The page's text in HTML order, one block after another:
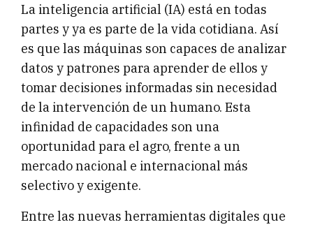
La inteligencia artificial (IA) está en todas
partes y ya es parte de la vida cotidiana. Así
es que las máquinas son capaces de analizar
datos y patrones para aprender de ellos y
tomar decisiones informadas sin necesidad
de la intervención de un humano. Esta
infinidad de capacidades son una
oportunidad para el agro, frente a un
mercado nacional e internacional más
selectivo y exigente.
Entre las nuevas herramientas digitales que